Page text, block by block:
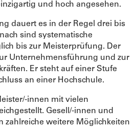
und hoch angesehen.
dauert es in der Regel drei bis
sind systematische
bis zur Meisterprüfung. Der
Unternehmensführung und zur
Er steht auf einer Stufe
an einer Hochschule.
innen mit vielen
Gesell/-innen und
zahlreiche weitere Möglichkeiten